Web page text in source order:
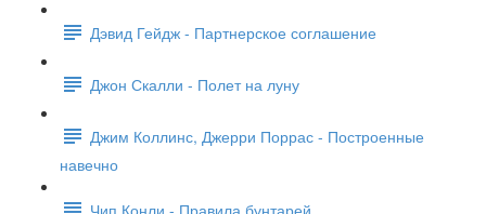
Дэвид Гейдж - Партнерское соглашение
Джон Скалли - Полет на луну
Джим Коллинс, Джерри Поррас - Построенные
навечно
Чип Конли - Правила бунтарей